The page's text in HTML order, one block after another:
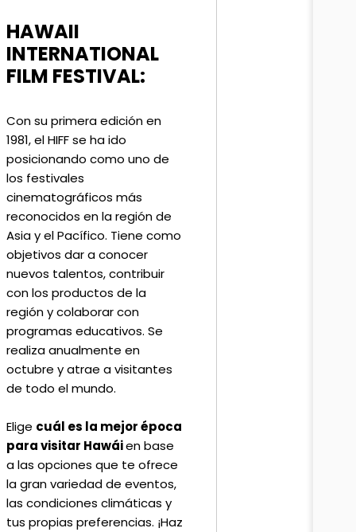
HAWAII
INTERNATIONAL
FILM FESTIVAL:
Con su primera edición en
1981, el HIFF se ha ido
posicionando como uno de
los festivales
cinematográficos más
reconocidos en la región de
Asia y el Pacífico. Tiene como
objetivos dar a conocer
nuevos talentos, contribuir
con los productos de la
región y colaborar con
programas educativos. Se
realiza anualmente en
octubre y atrae a visitantes
de todo el mundo.
Elige cuál es la mejor época
para visitar Hawáien base
a las opciones que te ofrece
la gran variedad de eventos,
las condiciones climáticas y
tus propias preferencias. ¡Haz